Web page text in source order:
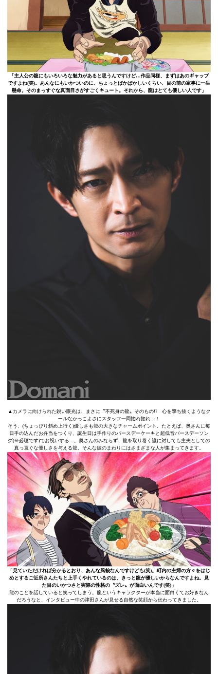
「主人公の龍にもいろいろな魅力があると思うんですけど…作品同様、まずはあのギャップ
ですよね(笑)。あんなにもいかついのに、ちょっとばかばかしいくらい、目の前の家事に一生
懸命。そのまっすぐな真面目さがすごくキュート。それから、龍はとても優しい人です」
▲カメラに向けられた鋭い眼光は、まさに〝不死身の龍〟そのもの!? 心を撃ち抜くようなク
ールなかっこよさにスタッフ一同惚れ惚れ…！
そう、(ちょっぴり斜め上行く)優しさも龍の大きなチャームポイント。たとえば、奥さんに毎
日手の込んだお弁当をつくり、誕生日は手作りのバースデーケーキと超低音バースデーソン
グ(※必聴です)でお祝いする…。奥さんのみならず、龍を取り巻く誰に対しても主夫としての
真っ直ぐな優しさを与える龍。そんな彼のまわりにはさまざまな人が集まってきます。
「見ていただければ分かるとおり、あんな風貌なんですけども(笑)。町内の主婦の方々をはじ
めとするご近所さんたちと上手くやれているのは、きっと龍が優しいからなんですよね。見
た目のいかつさと実際の性格の〝ズレ〟が面白いんです(笑)」
龍のことを話していると笑ってしまう。龍というキャラクターが本当に面白くてお好きなん
だろうなと、インタビュー中の津田さんが見せる自然な笑顔から伝わってきました。